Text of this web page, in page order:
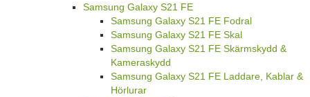
Samsung Galaxy S21 FE
Samsung Galaxy S21 FE Fodral
Samsung Galaxy S21 FE Skal
Samsung Galaxy S21 FE Skärmskydd &
Kameraskydd
Samsung Galaxy S21 FE Laddare, Kablar &
Hörlurar